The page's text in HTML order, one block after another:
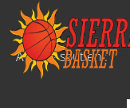
Avec le soutien :